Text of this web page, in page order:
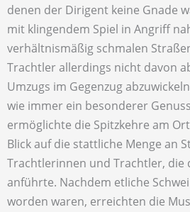
denen der Dirigent keine Gnade
mit klingendem Spiel in Angriff
verhältnismäßig schmalen
Trachtler allerdings nicht davon
Umzugs im Gegenzug
wie immer ein besonderer
ermöglichte die Spitzkehre am
Blick auf die stattliche Menge an
Trachtlerinnen und Trachtler, die
anführte. Nachdem etliche
worden waren, erreichten die